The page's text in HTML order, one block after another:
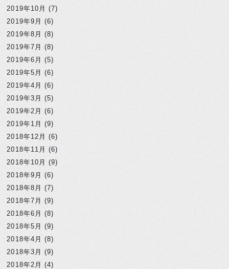
2019年10月 (7)
2019年9月 (6)
2019年8月 (8)
2019年7月 (8)
2019年6月 (5)
2019年5月 (6)
2019年4月 (6)
2019年3月 (5)
2019年2月 (6)
2019年1月 (9)
2018年12月 (6)
2018年11月 (6)
2018年10月 (9)
2018年9月 (6)
2018年8月 (7)
2018年7月 (9)
2018年6月 (8)
2018年5月 (9)
2018年4月 (8)
2018年3月 (9)
2018年2月 (4)